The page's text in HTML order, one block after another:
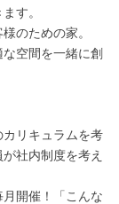
す。
のための家。
空間を一緒に創
リキュラムを考
社内制度を考え
開催！「こんな